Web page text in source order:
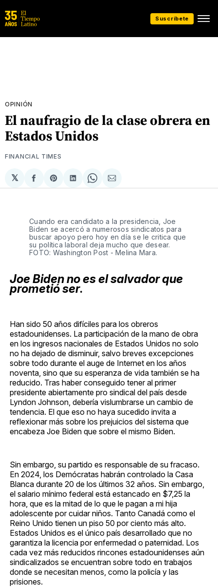
Suscríbete
OPINIÓN
El naufragio de la clase obrera en
Estados Unidos
FINANCIAL TIMES
𝕏
Compartir
en
Share
on
Compartir
en
Share
on
Compartir
via
Cuando era candidato a la presidencia, Joe
Biden se acercó a numerosos sindicatos para
buscar apoyo pero hoy en día se le critica que
su política laboral deja mucho que desear.
FOTO: Washington Post - Melina Mara.
Joe Biden no es el salvador que
prometió ser.
Han sido 50 años difíciles para los obreros
estadounidenses. La participación de la mano de obra
en los ingresos nacionales de Estados Unidos no solo
no ha dejado de disminuir, salvo breves excepciones
sobre todo durante el auge de Internet en los años
noventa, sino que su esperanza de vida también se ha
reducido. Tras haber conseguido tener al primer
presidente abiertamente pro sindical del país desde
Lyndon Johnson, debería vislumbrarse un cambio de
tendencia. El que eso no haya sucedido invita a
reflexionar más sobre los prejuicios del sistema que
encabeza Joe Biden que sobre el mismo Biden.
Sin embargo, su partido es responsable de su fracaso.
En 2024, los Demócratas habrán controlado la Casa
Blanca durante 20 de los últimos 32 años. Sin embargo,
el salario mínimo federal está estancado en $7,25 la
hora, que es la mitad de lo que le pagan a mi hija
adolescente por cuidar niños. Tanto Canadá como el
Reino Unido tienen un piso 50 por ciento más alto.
Estados Unidos es el único país desarrollado que no
garantiza la licencia por enfermedad o paternidad. Los
cada vez más reducidos rincones estadounidenses aún
sindicalizados se encuentran sobre todo en trabajos
donde se necesitan menos, como la policía y las
prisiones.